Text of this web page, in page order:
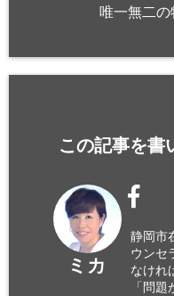
唯一無二の
この記事を書
ミカ
静岡市
ウンセ
なけれ
「問